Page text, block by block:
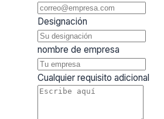
Designación
nombre de empresa
Cualquier requisito adicional